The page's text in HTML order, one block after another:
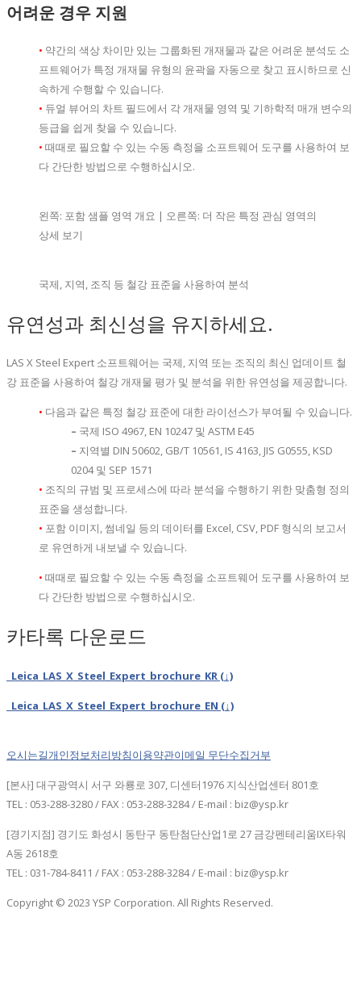
어려운 경우 지원
• 약간의 색상 차이만 있는 그룹화된 개재물과 같은 어려운 분석도 소
프트웨어가 특정 개재물 유형의 윤곽을 자동으로 찾고 표시하므로 신
속하게 수행할 수 있습니다.
• 듀얼 뷰어의 차트 필드에서 각 개재물 영역 및 기하학적 매개 변수의
등급을 쉽게 찾을 수 있습니다.
• 때때로 필요할 수 있는 수동 측정을 소프트웨어 도구를 사용하여 보
다 간단한 방법으로 수행하십시오.
왼쪽: 포함 샘플 영역 개요 | 오른쪽: 더 작은 특정 관심 영역의
상세 보기
국제, 지역, 조직 등 철강 표준을 사용하여 분석
유연성과 최신성을 유지하세요.
LAS X Steel Expert 소프트웨어는 국제, 지역 또는 조직의 최신 업데이트 철
강 표준을 사용하여 철강 개재물 평가 및 분석을 위한 유연성을 제공합니다.
• 다음과 같은 특정 철강 표준에 대한 라이선스가 부여될 수 있습니다.
– 국제 ISO 4967, EN 10247 및 ASTM E45
– 지역별 DIN 50602, GB/T 10561, IS 4163, JIS G0555, KSD
0204 및 SEP 1571
• 조직의 규범 및 프로세스에 따라 분석을 수행하기 위한 맞춤형 정의
표준을 생성합니다.
• 포함 이미지, 썸네일 등의 데이터를 Excel, CSV, PDF 형식의 보고서
로 유연하게 내보낼 수 있습니다.
• 때때로 필요할 수 있는 수동 측정을 소프트웨어 도구를 사용하여 보
다 간단한 방법으로 수행하십시오.
카타록 다운로드
Leica_LAS_X_Steel_Expert_brochure_KR (↓)
Leica_LAS_X_Steel_Expert_brochure_EN (↓)
오시는길개인정보처리방침이용약관이메일 무단수집거부
[본사] 대구광역시 서구 와룡로 307, 디센터1976 지식산업센터 801호
TEL : 053-288-3280 / FAX : 053-288-3284 / E-mail : biz@ysp.kr
[경기지점] 경기도 화성시 동탄구 동탄첨단산업1로 27 금강펜테리움IX타워
A동 2618호
TEL : 031-784-8411 / FAX : 053-288-3284 / E-mail : biz@ysp.kr
Copyright © 2023 YSP Corporation. All Rights Reserved.